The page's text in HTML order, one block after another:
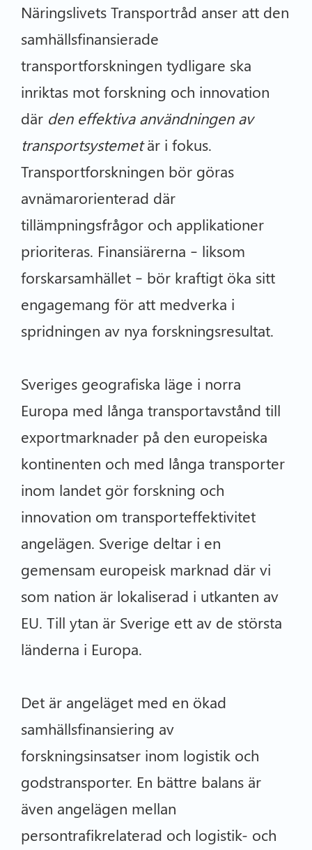
Näringslivets Transportråd anser att den
samhällsfinansierade
transportforskningen tydligare ska
inriktas mot forskning och innovation
där den effektiva användningen av
transportsystemetär i fokus.
Transportforskningen bör göras
avnämarorienterad där
tillämpningsfrågor och applikationer
prioriteras. Finansiärerna – liksom
forskarsamhället – bör kraftigt öka sitt
engagemang för att medverka i
spridningen av nya forskningsresultat.
Sveriges geografiska läge i norra
Europa med långa transportavstånd till
exportmarknader på den europeiska
kontinenten och med långa transporter
inom landet gör forskning och
innovation om transporteffektivitet
angelägen. Sverige deltar i en
gemensam europeisk marknad där vi
som nation är lokaliserad i utkanten av
EU. Till ytan är Sverige ett av de största
länderna i Europa.
Det är angeläget med en ökad
samhällsfinansiering av
forskningsinsatser inom logistik och
godstransporter. En bättre balans är
även angelägen mellan
persontrafikrelaterad och logistik- och